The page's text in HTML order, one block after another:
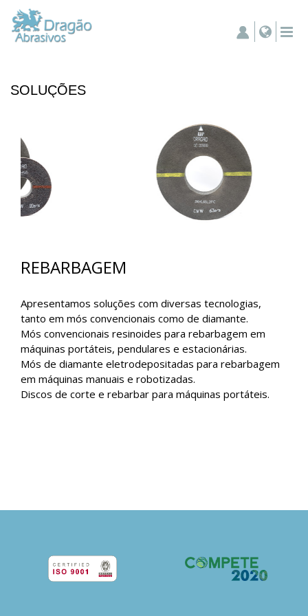
SOLUÇÕES
REBARBAGEM
Apresentamos soluções com diversas tecnologias,
tanto em mós convencionais como de diamante.
Mós convencionais resinoides para rebarbagem em
máquinas portáteis, pendulares e estacionárias.
Mós de diamante eletrodepositadas para rebarbagem
em máquinas manuais e robotizadas.
Discos de corte e rebarbar para máquinas portáteis.